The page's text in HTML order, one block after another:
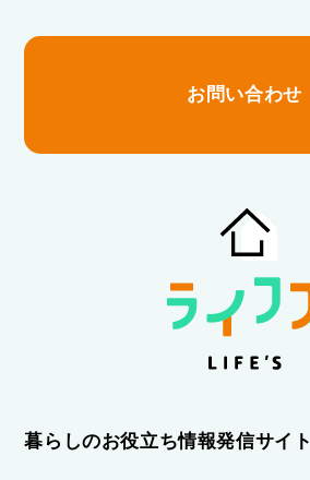
お問い合わせ
暮らしのお役立ち情報発信サイト